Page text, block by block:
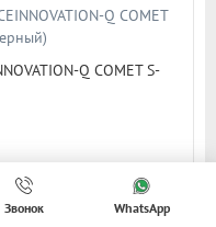
Q COMET S-
Comet S-546 (из новой
Q). Основание
Звонок WhatsApp